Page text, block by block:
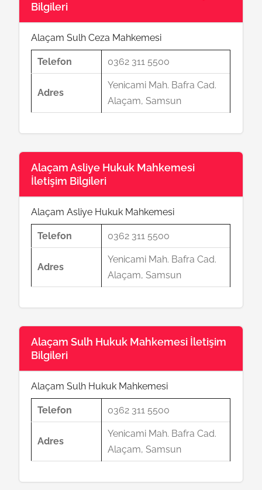
Bilgileri
Alaçam Sulh Ceza Mahkemesi
Telefon 0362 311 5500
Adres
Yenicami Mah. Bafra Cad.
Alaçam, Samsun
Alaçam Asliye Hukuk Mahkemesi
İletişim Bilgileri
Alaçam Asliye Hukuk Mahkemesi
Telefon 0362 311 5500
Adres
Yenicami Mah. Bafra Cad.
Alaçam, Samsun
Alaçam Sulh Hukuk Mahkemesi İletişim
Bilgileri
Alaçam Sulh Hukuk Mahkemesi
Telefon 0362 311 5500
Adres
Yenicami Mah. Bafra Cad.
Alaçam, Samsun